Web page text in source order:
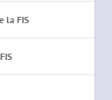
la FIS